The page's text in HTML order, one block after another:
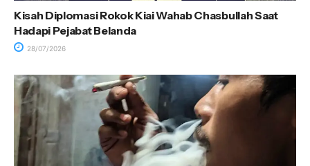
Kisah Diplomasi Rokok Kiai Wahab Chasbullah Saat
Hadapi Pejabat Belanda
28/07/2026